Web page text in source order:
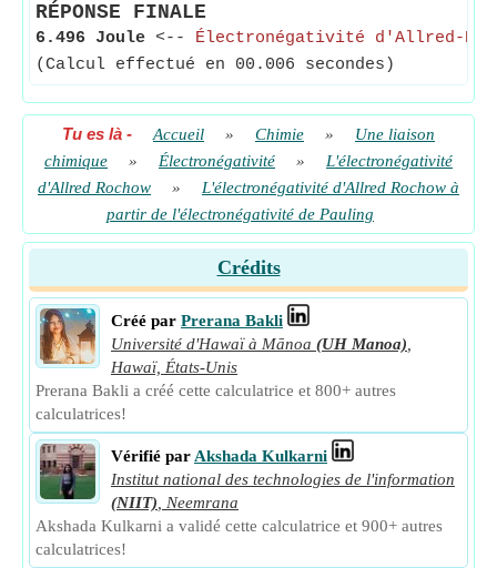
RÉPONSE FINALE
6.496 Joule <-- Électronégativité d'Allred-
(Calcul effectué en 00.006 secondes)
Tu es là - Accueil » Chimie »
Une liaison
chimique
» Électronégativité »
L'électronégativité
d'Allred Rochow
»
L'électronégativité d'Allred Rochow à
partir de l'électronégativité de Pauling
Crédits
Créé par Prerana Bakli
Université d'Hawaï à Mānoa (UH Manoa)
Hawaï, États-Unis
Prerana Bakli a créé cette calculatrice et 800+ autres
calculatrices!
Vérifié par Akshada Kulkarni
Institut national des technologies de l'information
(NIIT)
Neemrana
Akshada Kulkarni a validé cette calculatrice et 900+ autres
calculatrices!